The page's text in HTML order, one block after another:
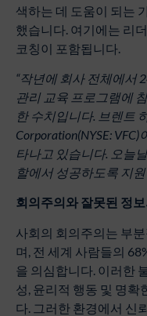
색하는 데 도움이 되는
했습니다. 여기에는 리
코칭이 포함됩니다.
“작년에 회사 전체에서
관리 교육 프로그램에
한 수치입니다. 브렌트
Corporation(NYSE: VFC)
타나고 있습니다. 오늘날
할에서 성공하도록 지
회의주의와 잘못된 정
사회의 회의주의는 부
며, 전 세계 사람들의
을 의심합니다. 이러한
성, 윤리적 행동 및 명
다. 그러한 환경에서 신